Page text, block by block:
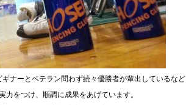
ナーとベテラン問わず続々優勝者が輩出しているなど
力をつけ、順調に成果をあげています。